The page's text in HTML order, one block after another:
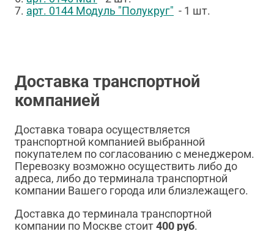
7. арт. 0144 Модуль "Полукруг" - 1 шт.
Доставка транспортной
компанией
Доставка товара осуществляется
транспортной компанией выбранной
покупателем по согласованию с менеджером.
Перевозку возможно осуществить либо до
адреса, либо до терминала транспортной
компании Вашего города или близлежащего.
Доставка до терминала транспортной
компании по Москве стоит400 руб.